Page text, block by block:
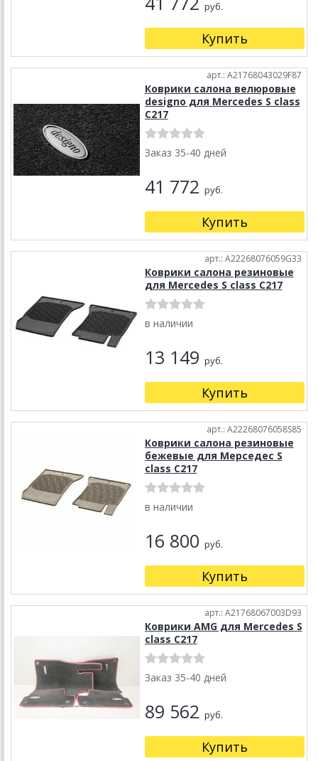
руб.
Купить
арт.: A21768043029F87
Коврики салона велюровые
designo для Mercedes S class
C217
Заказ 35-40 дней
41 772 руб.
Купить
арт.: A22268076059G33
Коврики салона резиновые
для Mercedes S class C217
в наличии
13 149 руб.
Купить
арт.: A22268076058S85
Коврики салона резиновые
бежевые для Мерседес S
class С217
в наличии
16 800 руб.
Купить
арт.: A21768067003D93
Коврики AMG для Mercedes S
class C217
Заказ 35-40 дней
89 562 руб.
Купить